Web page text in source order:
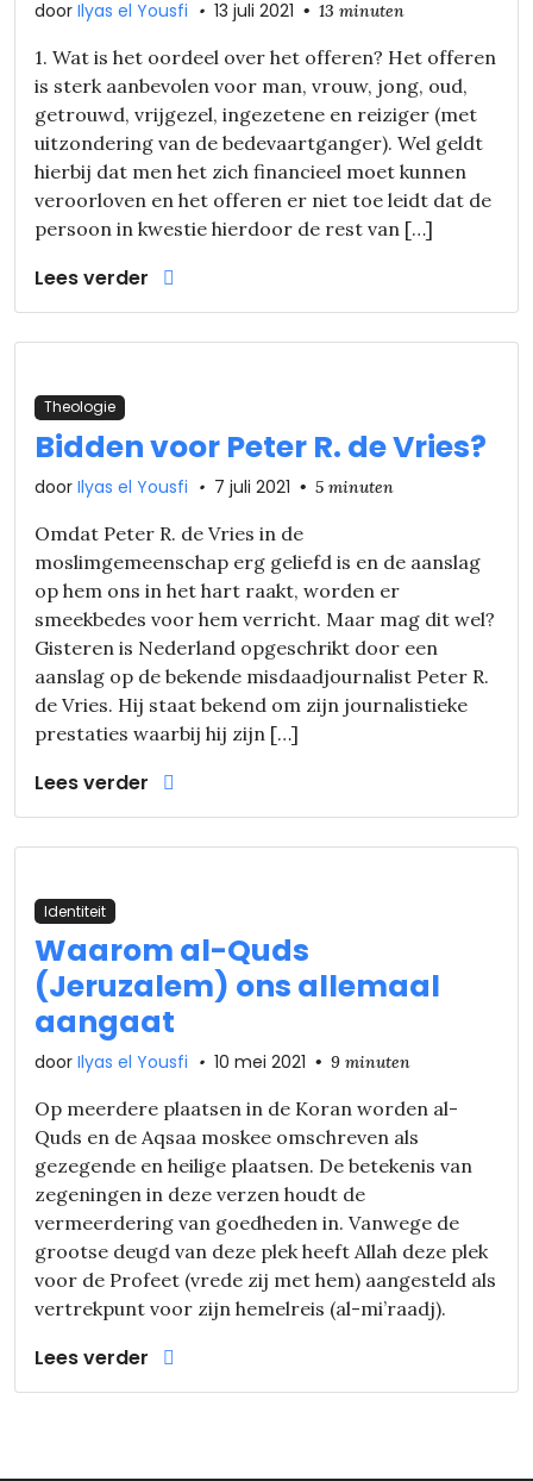
door Ilyas el Yousfi • 13 juli 2021 • 13 minuten
1. Wat is het oordeel over het offeren? Het offeren
is sterk aanbevolen voor man, vrouw, jong, oud,
getrouwd, vrijgezel, ingezetene en reiziger (met
uitzondering van de bedevaartganger). Wel geldt
hierbij dat men het zich financieel moet kunnen
veroorloven en het offeren er niet toe leidt dat de
persoon in kwestie hierdoor de rest van […]
Lees verder
Theologie
Bidden voor Peter R. de Vries?
door Ilyas el Yousfi • 7 juli 2021 • 5 minuten
Omdat Peter R. de Vries in de
moslimgemeenschap erg geliefd is en de aanslag
op hem ons in het hart raakt, worden er
smeekbedes voor hem verricht. Maar mag dit wel?
Gisteren is Nederland opgeschrikt door een
aanslag op de bekende misdaadjournalist Peter R.
de Vries. Hij staat bekend om zijn journalistieke
prestaties waarbij hij zijn […]
Lees verder
Identiteit
Waarom al-Quds
(Jeruzalem) ons allemaal
aangaat
door Ilyas el Yousfi • 10 mei 2021 • 9 minuten
Op meerdere plaatsen in de Koran worden al-
Quds en de Aqsaa moskee omschreven als
gezegende en heilige plaatsen. De betekenis van
zegeningen in deze verzen houdt de
vermeerdering van goedheden in. Vanwege de
grootse deugd van deze plek heeft Allah deze plek
voor de Profeet (vrede zij met hem) aangesteld als
vertrekpunt voor zijn hemelreis (al-mi’raadj).
Lees verder